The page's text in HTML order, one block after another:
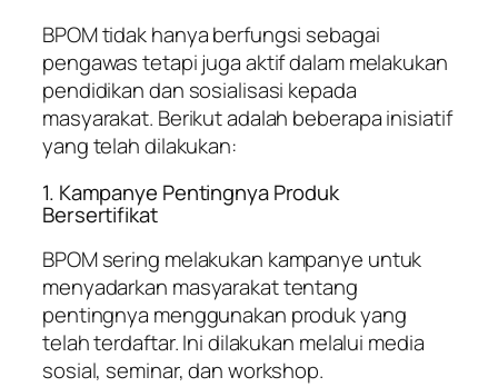
BPOM tidak hanya berfungsi sebagai
pengawas tetapi juga aktif dalam melakukan
pendidikan dan sosialisasi kepada
masyarakat. Berikut adalah beberapa inisiatif
yang telah dilakukan:
1. Kampanye Pentingnya Produk
Bersertifikat
BPOM sering melakukan kampanye untuk
menyadarkan masyarakat tentang
pentingnya menggunakan produk yang
telah terdaftar. Ini dilakukan melalui media
sosial, seminar, dan workshop.